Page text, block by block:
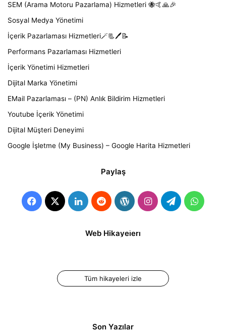
SEM (Arama Motoru Pazarlama) Hizmetleri 🐝🤙🙏🎉
Sosyal Medya Yönetimi
İçerik Pazarlaması Hizmetleri🪄📃🖊️📝
Performans Pazarlaması Hizmetleri
İçerik Yönetimi Hizmetleri
Dijital Marka Yönetimi
EMail Pazarlaması – (PN) Anlık Bildirim Hizmetleri
Youtube İçerik Yönetimi
Dijital Müşteri Deneyimi
Google İşletme (My Business) – Google Harita Hizmetleri
Paylaş
Web Hikayeleriİnstagram Reels
Süresi Kaç Dakika?
Tüm hikayeleri izle
Son Yazılar